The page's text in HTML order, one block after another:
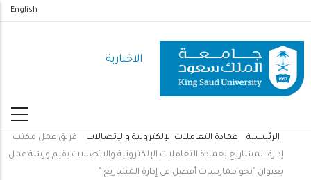
المحتوى
الرئيسي
English
الاخبارية
مسار
التنقل
الرئيسية عمادة التعاملات الإلكترونية والإتصالات
فريق عمل مكتب
إدارة المشاريع بعمادة التعاملات الإلكترونية والاتصالات يقيم ورشة عمل
بعنوان "نحو ممارسات أفضل في إدارة المشاريع "